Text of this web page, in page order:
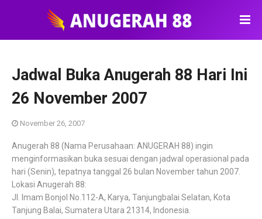
Jadwal Buka Anugerah 88 Hari Ini
26 November 2007
November 26, 2007
Anugerah 88 (Nama Perusahaan: ANUGERAH 88) ingin
menginformasikan buka sesuai dengan jadwal operasional pada
hari (Senin), tepatnya tanggal 26 bulan November tahun 2007.
Lokasi Anugerah 88:
Jl. Imam Bonjol No.112-A, Karya, Tanjungbalai Selatan, Kota
Tanjung Balai, Sumatera Utara 21314, Indonesia.